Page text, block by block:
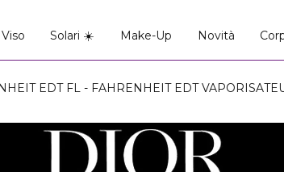
Viso Solari ☀️ Make-Up Novità
EDT FL - FAHRENHEIT EDT